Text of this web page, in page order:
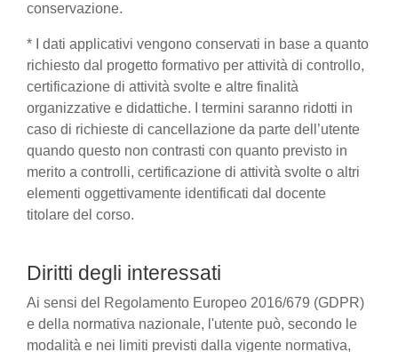
conservazione.
* I dati applicativi vengono conservati in base a quanto
richiesto dal progetto formativo per attività di controllo,
certificazione di attività svolte e altre finalità
organizzative e didattiche. I termini saranno ridotti in
caso di richieste di cancellazione da parte dell’utente
quando questo non contrasti con quanto previsto in
merito a controlli, certificazione di attività svolte o altri
elementi oggettivamente identificati dal docente
titolare del corso.
Diritti degli interessati
Ai sensi del Regolamento Europeo 2016/679 (GDPR)
e della normativa nazionale, l'utente può, secondo le
modalità e nei limiti previsti dalla vigente normativa,